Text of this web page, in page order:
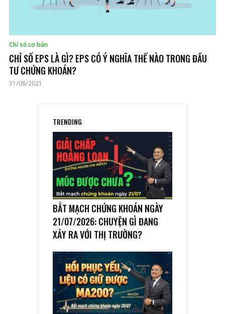
Chỉ số cơ bản
CHỈ SỐ EPS LÀ GÌ? EPS CÓ Ý NGHĨA THẾ NÀO TRONG ĐẦU
TƯ CHỨNG KHOÁN?
31/08/2021
TRENDING
BẮT MẠCH CHỨNG KHOÁN NGÀY
21/07/2026: CHUYỆN GÌ ĐANG
XẢY RA VỚI THỊ TRƯỜNG?